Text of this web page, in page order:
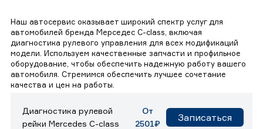
Наш автосервис оказывает широкий спектр услуг для
автомобилей бренда Мерседес C-class, включая
диагностика рулевого управления для всех модификаций
модели. Используем качественные запчасти и профильное
оборудование, чтобы обеспечить надежную работу вашего
автомобиля. Стремимся обеспечить лучшее сочетание
качества и цен на работы.
Диагностика рулевой
рейки Mercedes C-class
От
2501₽
Записаться